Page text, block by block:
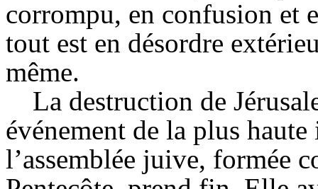
corrompu, en confusion et
tout est en désordre
même.
La destruction de
événement de la plus
l’assemblée juive, formée